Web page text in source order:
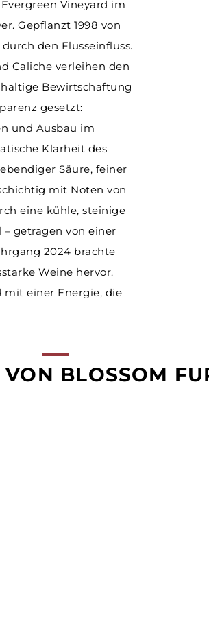
USA
Australien
Italien
Japan
Dom. Rep.
Venezuela
Taiwan
Schweiz
Sherry
Likör
Vodka
Destillate Früchte
Pisco
Ready-to-Drink | Cocktails
Sirup
Erfrischungsgetränke
Energygetränke
Wasser ohne Kohlensäure
Experten
Vineyard im
Gepflanzt 1998 von
den Flusseinfluss.
Caliche verleihen den
Bewirtschaftung
gesetzt:
und Ausbau im
Klarheit des
Säure, feiner
mit Noten von
eine kühle, steinige
getragen von einer
2024 brachte
Weine hervor.
mit einer Energie, die
BLOSSOM